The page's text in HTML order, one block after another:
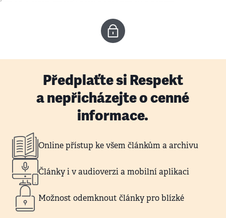
Předplaťte si Respekt
a nepřicházejte o cenné
informace.
Online přístup ke všem článkům a archivu
Články i v audioverzi a mobilní aplikaci
Možnost odemknout články pro blízké